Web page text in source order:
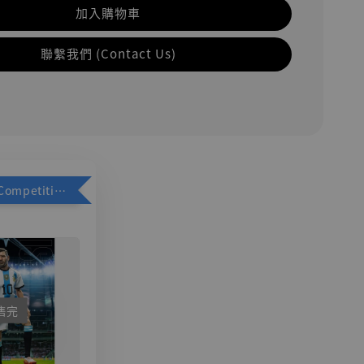
加入購物車
聯繫我們 (Contact Us)
加購優惠【Competitive Toys 梅西 [CM001]】
完